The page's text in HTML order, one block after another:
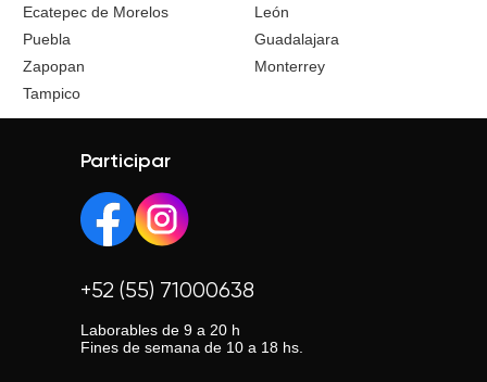
Ecatepec de Morelos
León
Puebla
Guadalajara
Zapopan
Monterrey
Tampico
Participar
+52 (55) 71000638
Laborables de 9 a 20 h
Fines de semana de 10 a 18 hs.